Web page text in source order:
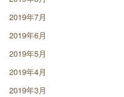
2019年7月
2019年6月
2019年5月
2019年4月
2019年3月